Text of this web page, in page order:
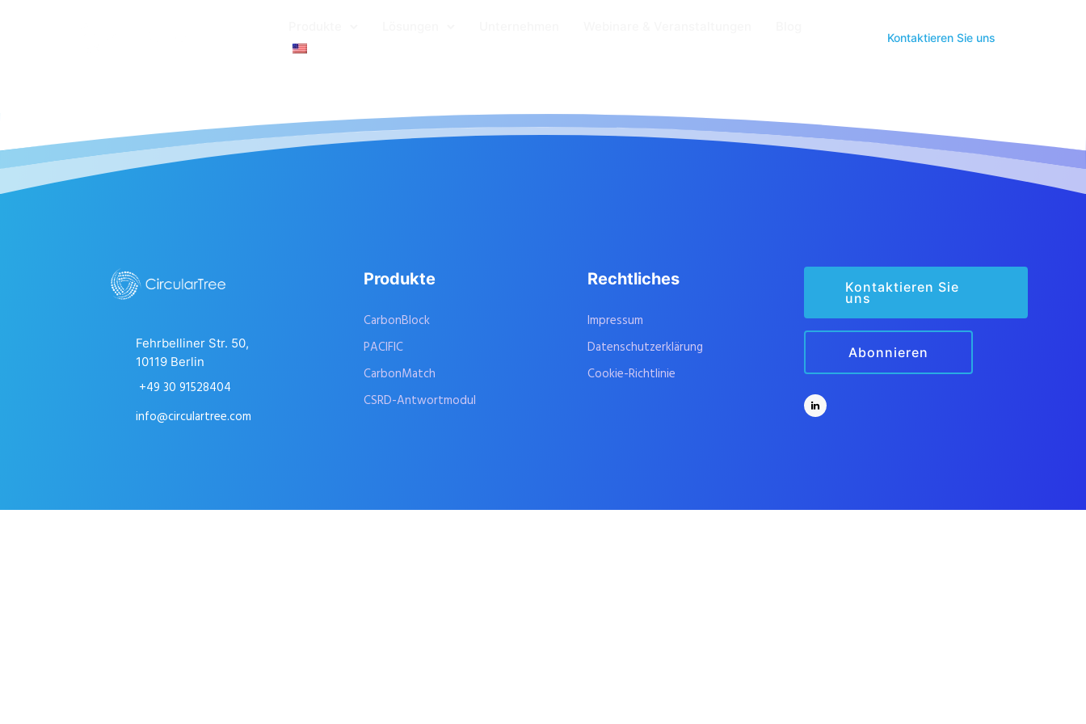
Kontaktieren Sie uns
Fehrbelliner Str. 50,
10119 Berlin
+49 30 91528404
info@circulartree.com
Produkte
CarbonBlock
PACIFIC
CarbonMatch
CSRD-Antwortmodul
Rechtliches
Impressum
Datenschutzerklärung
Cookie-Richtlinie
Kontaktieren Sie
uns
Abonnieren